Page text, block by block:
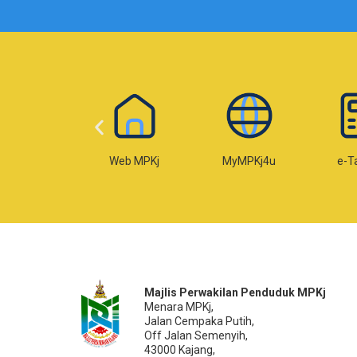
Web MPKj MyMPKj4u e-
Majlis Perwakilan Penduduk MPKj
Menara MPKj,
Jalan Cempaka Putih,
Off Jalan Semenyih,
43000 Kajang,